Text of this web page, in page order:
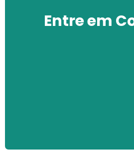
Entre em